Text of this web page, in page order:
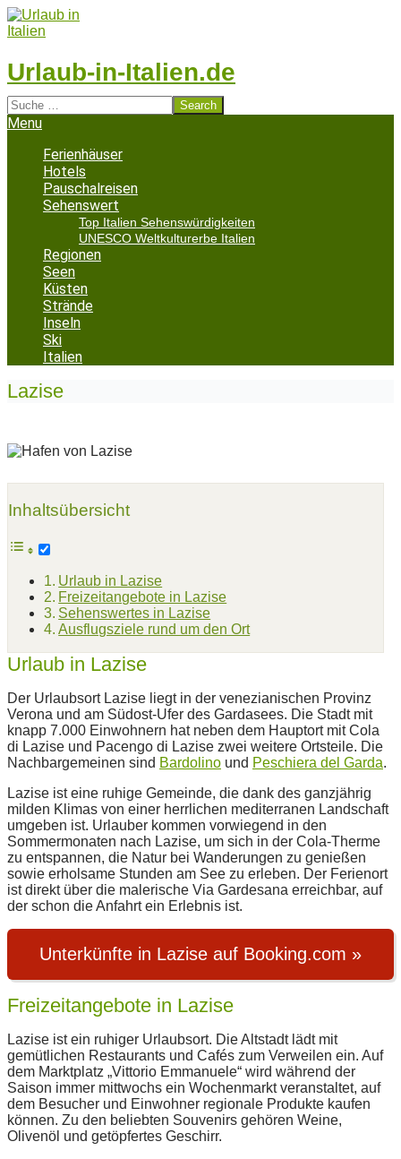
Skip
to
Urlaub-in-Italien.de
Search
Secondary
Menu
Ferienhäuser
Hotels
Pauschalreisen
Sehenswert
Top Italien Sehenswürdigkeiten
UNESCO Weltkulturerbe Italien
Regionen
Seen
Küsten
Strände
Inseln
Ski
Italien
Lazise
Inhaltsübersicht
Urlaub in Lazise
Freizeitangebote in Lazise
Sehenswertes in Lazise
Ausflugsziele rund um den Ort
Urlaub in Lazise
Der Urlaubsort Lazise liegt in der venezianischen Provinz
Verona und am Südost-Ufer des Gardasees. Die Stadt mit
knapp 7.000 Einwohnern hat neben dem Hauptort mit Cola
di Lazise und Pacengo di Lazise zwei weitere Ortsteile. Die
Nachbargemeinen sind Bardolino und Peschiera del Garda.
Lazise ist eine ruhige Gemeinde, die dank des ganzjährig
milden Klimas von einer herrlichen mediterranen Landschaft
umgeben ist. Urlauber kommen vorwiegend in den
Sommermonaten nach Lazise, um sich in der Cola-Therme
zu entspannen, die Natur bei Wanderungen zu genießen
sowie erholsame Stunden am See zu erleben. Der Ferienort
ist direkt über die malerische Via Gardesana erreichbar, auf
der schon die Anfahrt ein Erlebnis ist.
Unterkünfte in Lazise auf Booking.com »
Freizeitangebote in Lazise
Lazise ist ein ruhiger Urlaubsort. Die Altstadt lädt mit
gemütlichen Restaurants und Cafés zum Verweilen ein. Auf
dem Marktplatz „Vittorio Emmanuele“ wird während der
Saison immer mittwochs ein Wochenmarkt veranstaltet, auf
dem Besucher und Einwohner regionale Produkte kaufen
können. Zu den beliebten Souvenirs gehören Weine,
Olivenöl und getöpfertes Geschirr.